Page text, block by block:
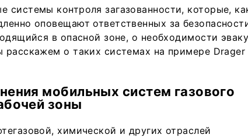
системы контроля загазованности, которые,
оповещают ответственных за
в опасной зоне, о необходимости
расскажем о таких системах на примере Drager
мобильных систем газового
зоны
химической и других отраслей